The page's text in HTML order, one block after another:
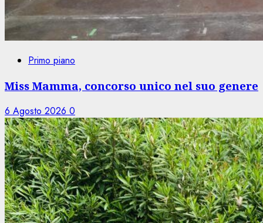
Primo piano
Miss Mamma, concorso unico nel suo genere
6 Agosto 2026 0